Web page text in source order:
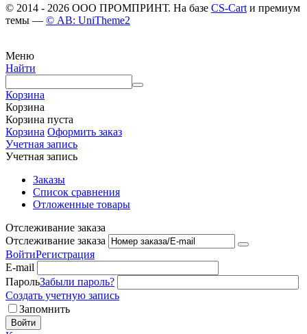
© 2014 - 2026 ООО ПРОМПРИНТ. На базе CS-Cartи премиум
темы — © AB: UniTheme2
Меню
Найти
Корзина
Корзина
Корзина пуста
Корзина Оформить заказ
Учетная запись
Учетная запись
Заказы
Список сравнения
Отложенные товары
Отслеживание заказа
Отслеживание заказа
ВойтиРегистрация
E-mail
ПарольЗабыли пароль?
Создать учетную запись
Запомнить
Войти